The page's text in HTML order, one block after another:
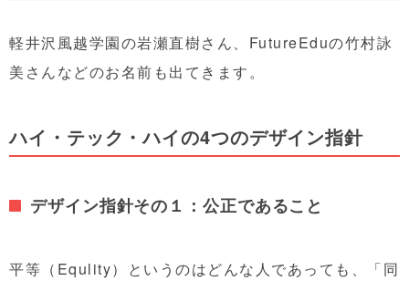
軽井沢風越学園の岩瀬直樹さん、FutureEduの竹村詠
美さんなどのお名前も出てきます。
ハイ・テック・ハイの4つのデザイン指針
デザイン指針その１：公正であること
平等（Equlity）というのはどんな人であっても、「同